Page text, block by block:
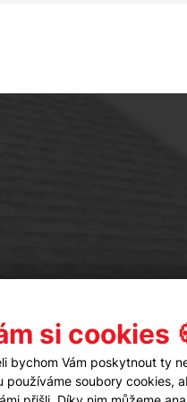
si cookies
bychom Vám poskytnout ty
používáme soubory cookies,